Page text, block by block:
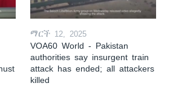
ማርች 12, 2025
VOA60 World - Pakistan
authorities say insurgent train
attack has ended; all attackers
killed